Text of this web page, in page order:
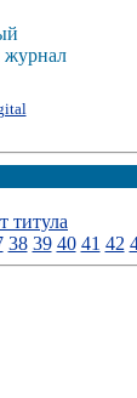
журнал
титула
38 39 40 41 42